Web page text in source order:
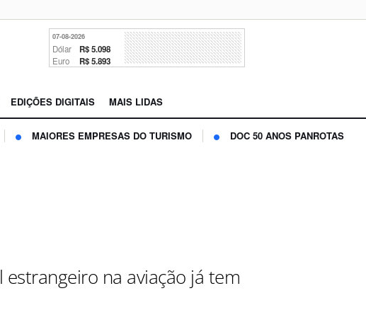
07-08-2026
Dólar R$ 5.098
Euro R$ 5.893
EDIÇÕES DIGITAIS MAIS LIDAS
MAIORES EMPRESAS DO TURISMO DOC 50 ANOS PANROTAS
estrangeiro na aviação já tem